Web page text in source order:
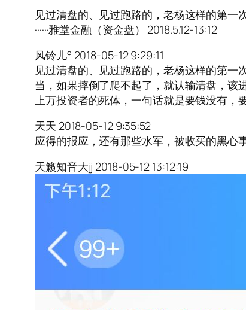
见过清盘的、见过跑路的，老杨这样的第
······雅堂金融（资金盘） 2018.5.12-13:12
风铃儿° 2018-05-12 9:29:11
见过清盘的、见过跑路的，老杨这样的第
当，如果摔倒了爬不起了，就认输清盘，
上万投资者的死体，一句话就是要钱没有，
天天 2018-05-12 9:35:52
应得的报应，还有那些水军，被收买的黑心
天籁知音大jj 2018-05-12 13:12:19